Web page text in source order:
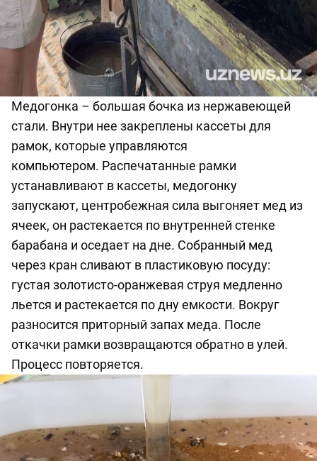
Медогонка – большая бочка из нержавеющей
стали. Внутри нее закреплены кассеты для
рамок, которые управляются
компьютером. Распечатанные рамки
устанавливают в кассеты, медогонку
запускают, центробежная сила выгоняет мед из
ячеек, он растекается по внутренней стенке
барабана и оседает на дне. Собранный мед
через кран сливают в пластиковую посуду:
густая золотисто-оранжевая струя медленно
льется и растекается по дну емкости. Вокруг
разносится приторный запах меда. После
откачки рамки возвращаются обратно в улей.
Процесс повторяется.